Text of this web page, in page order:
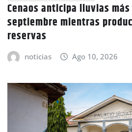
Cenaos anticipa lluvias
septiembre mientras
reservas
noticias Ago 10, 2026